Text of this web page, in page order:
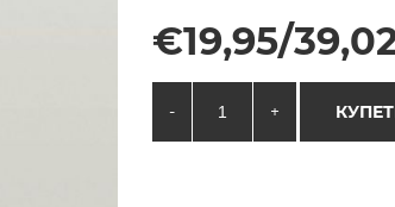
€19,95/
- +